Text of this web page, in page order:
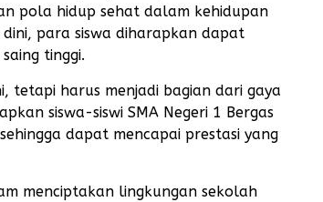
pola hidup sehat dalam kehidupan
para siswa diharapkan dapat
tinggi.
tetapi harus menjadi bagian dari gaya
siswa-siswi SMA Negeri 1 Bergas
dapat mencapai prestasi yang
menciptakan lingkungan sekolah